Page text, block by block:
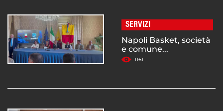
SERVIZI
Napoli Basket, società
e comune...
1161